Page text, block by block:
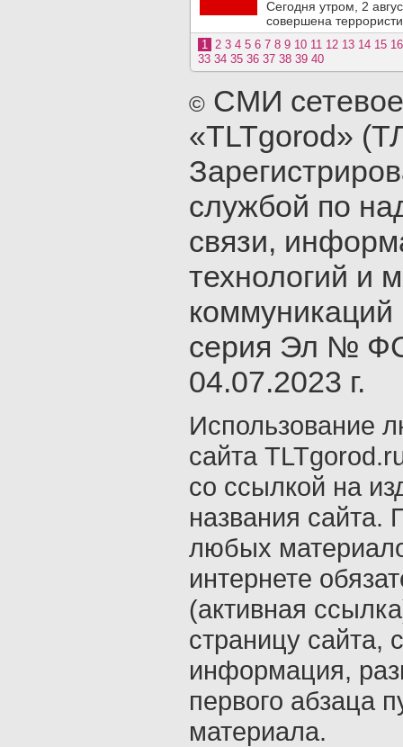
Сегодня утром, 2
совершена
1 2 3 4 5 6 7 8 9 10 11 12 13 14 15 16
33 34 35 36 37 38 39 40
© СМИ
«TLTgorod»
службой по
связи,
технологий и
серия Эл №
04.07.2023 г.
Использование
сайта
со ссылкой на
названия сайта.
любых
интернете
(активная
страницу сайта,
информация,
первого абзаца
материала.